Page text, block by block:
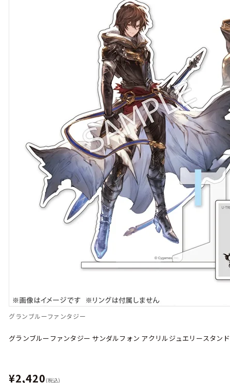
グランブルーファンタジー
グランブルーファンタジー サンダルフォン アクリルジュエリースタンド
¥2,420 (税込)